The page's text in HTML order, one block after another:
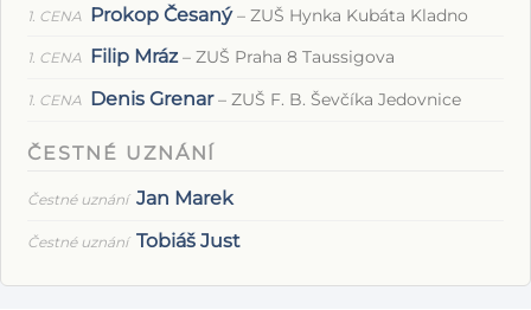
1. CENA Prokop Česaný – ZUŠ Hynka Kubáta Kladno
1. CENA Filip Mráz – ZUŠ Praha 8 Taussigova
1. CENA Denis Grenar – ZUŠ F. B. Ševčíka Jedovnice
ČESTNÉ UZNÁNÍ
Čestné uznání Jan Marek
Čestné uznání Tobiáš Just